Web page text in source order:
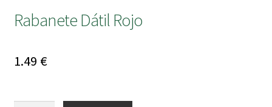
Rabanete Dátil Rojo
1.49 €